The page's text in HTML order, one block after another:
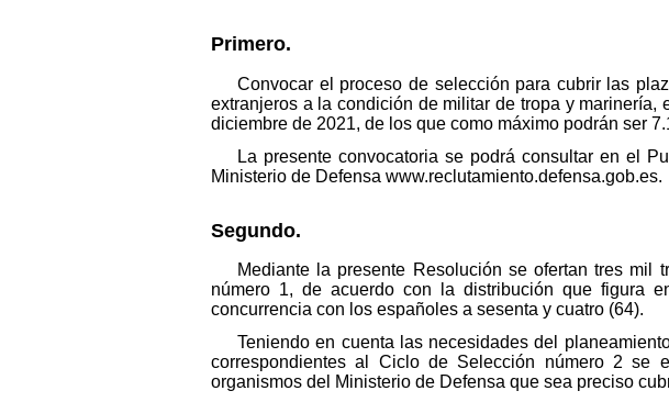
Primero.
Convocar el proceso de selección para cubrir las
extranjeros a la condición de militar de tropa y
diciembre de 2021, de los que como máximo podrán ser
La presente convocatoria se podrá consultar en el
Ministerio de Defensa www.reclutamiento.defensa.gob.es.
Segundo.
Mediante la presente Resolución se ofertan tres mil
número 1, de acuerdo con la distribución que figura
concurrencia con los españoles a sesenta y cuatro (64).
Teniendo en cuenta las necesidades del
correspondientes al Ciclo de Selección número 2 se
organismos del Ministerio de Defensa que sea preciso